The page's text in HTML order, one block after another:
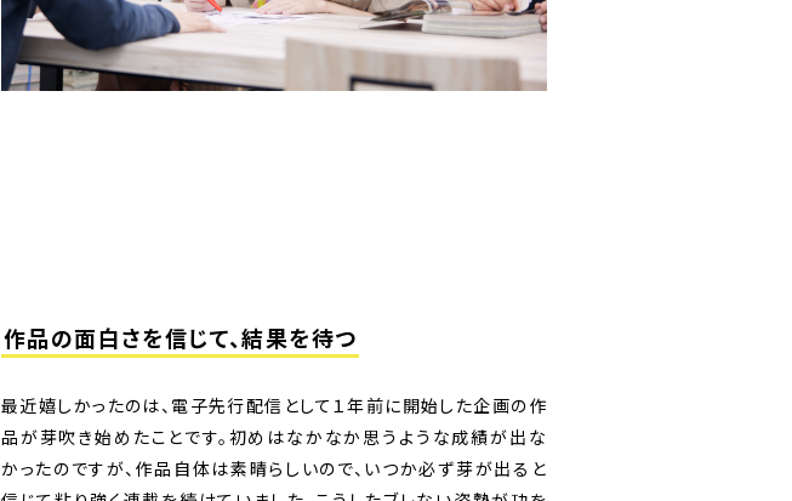
作品の面白さを信じて、結果を待つ
最近嬉しかったのは、電子先行配信として１年前に開始した企画の作
品が芽吹き始めたことです。初めはなかなか思うような成績が出な
かったのですが、作品自体は素晴らしいので、いつか必ず芽が出ると